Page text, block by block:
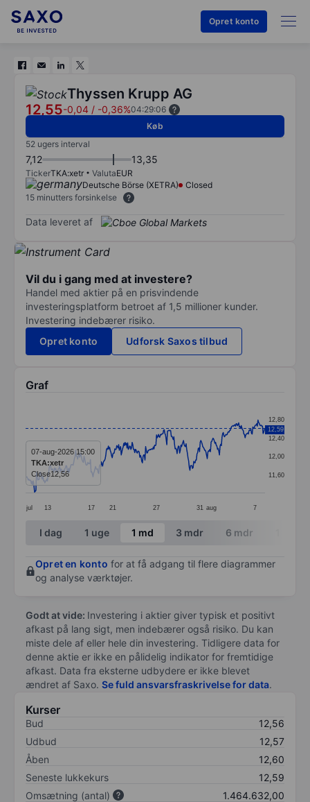
Opret konto
Thyssen Krupp AG
12,55-0,04 / -0,36%04:29:06
Køb
52 ugers interval
7,12 13,35
TickerTKA:xetr ValutaEUR
Deutsche Börse (XETRA)
Closed
15 minutters forsinkelse
Data leveret af
Vil du i gang med at investere?
Handel med aktier på en prisvindende
investeringsplatform betroet af 1,5 millioner kunder.
Investering indebærer risiko.
Opret konto
Udforsk Saxos tilbud
Graf
Line chart with 374 data points.
The chart has 1 X axis displaying categories.
The chart has 1 Y axis displaying values. Data ranges
jul 13 17 21 27 31 aug 7
11,60
12,00
12,40
12,80
12,59
07-aug-2026 15:00
TKA:xetr
Close12,56
End of interactive chart.
I dag 1 uge 1 md 3 mdr 6 mdr
Opret en konto for at få adgang til flere diagrammer
og analyse værktøjer.
Godt at vide: Investering i aktier giver typisk et positivt
afkast på lang sigt, men indebærer også risiko. Du kan
miste dele af eller hele din investering. Tidligere data for
denne aktie er ikke en pålidelig indikator for fremtidige
afkast. Data fra eksterne udbydere er ikke blevet
ændret af Saxo. Se fuld ansvarsfraskrivelse for data.
Kurser
Bud
12,56
Udbud
12,57
Åben
12,60
Seneste lukkekurs
12,59
Omsætning (antal)
1.464.632,00